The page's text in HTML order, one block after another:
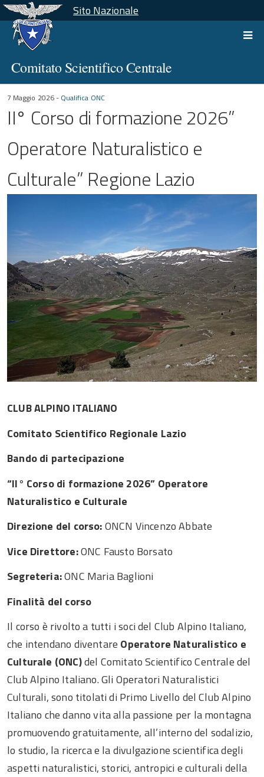
Sito Nazionale
Comitato Scientifico Centrale
7 Maggio 2026 - Qualifica ONC
II° Corso di formazione 2026”
Operatore Naturalistico e
Culturale” Regione Lazio
CLUB ALPINO ITALIANO
Comitato Scientifico Regionale Lazio
Bando di partecipazione
“II° Corso di formazione 2026” Operatore
Naturalistico e Culturale
Direzione del corso:ONCN Vincenzo Abbate
Vice Direttore:ONC Fausto Borsato
Segreteria:ONC Maria Baglioni
Finalità del corso
Il corso è rivolto a tutti i soci del Club Alpino Italiano,
che intendano diventare Operatore Naturalistico e
Culturale (ONC)del Comitato Scientifico Centrale del
Club Alpino Italiano. Gli Operatori Naturalistici
Culturali, sono titolati di Primo Livello del Club Alpino
Italiano che danno vita alla passione per la montagna
promuovendo gratuitamente, all’interno del sodalizio,
lo studio, la ricerca e la divulgazione scientifica degli
aspetti naturalistici, storici, antropici e culturali della